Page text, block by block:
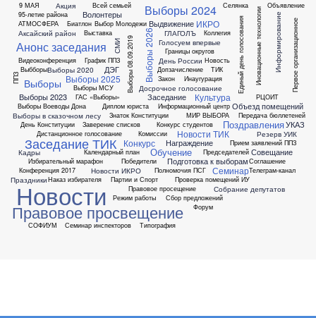
9 МАЯ
95-летие района
АТМОСФЕРА
Аксайский район
Акция
Анонс заседания
Биатлон
Видеоконференция
Волонтеры
Всей семьей
Выбборы
Выбор Молодежи
Выборы Выборы 08.09.2019
Выборы 2020
Выборы 2023
Выборы 2024
Выборы 2025 Выборы 2026
Выборы Воеводы Дона
Выборы МСУ
Выборы в сказочном лесу
Выдвижение
Выставка
ГАС «Выборы»
ГЛАГОЛЪ
Голосуем впервые
Границы округов
График ППЗ
ДЭГ
День Конституции
День России
Диплом юриста
Дистанционное голосование
Допзачисление
Досрочное голосование Единый день голосования
Заверение списков
Закон
Заседание
Заседание ТИК
Знаток Конституции
ИКРО
Избирательный марафон
Инаугурация Иновационные технологии
Информационный центр
Информирование
Кадры Календарный план
Коллегия
Комиссии
Конкурс
Конкурс студентов
Конференция 2017
Культура
МИР ВЫБОРА
Награждение
Наказ избирателя
Новости
Новости ИКРО
Новости ТИК
Новость
Обучение
Объезд помещений
Объявление
ППЗ
Партии и Спорт
Первое организационное
Передача бюллетеней
Победители Подготовка к выборам
Поздравления
Полномочия ПСГ
Правовое просвещение
Правовое просещение
Праздники
Председателей
Прием заявлений ППЗ
Проверка помещений ИУ
РЦОИТ
Режим работы
Резерв УИК
СМИ
СОФИУМ
Сбор предложений
Селянка
Семинар
Семинар инспекторов
Собрание депутатов
Совещание
Соглашение
ТИК
Телеграм-канал
Типография
УКАЗ
Форум